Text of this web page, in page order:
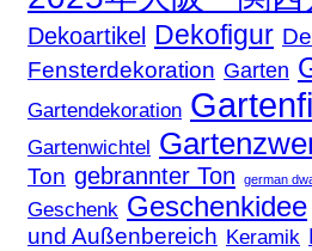
Dekoartikel Dekofigur
Fensterdekoration Garten
Gartendekoration
Gartenwichtel
Ton gebrannter Ton german
Geschenk Geschenkidee
und Außenbereich Keramik